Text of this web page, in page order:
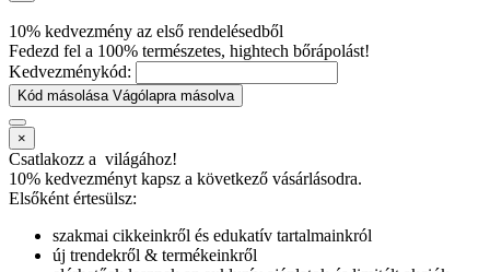
10% kedvezmény az első rendelésedből
Fedezd fel a 100% természetes, hightech bőrápolást!
Kedvezménykód:
Kód másolása Vágólapra másolva
×
Csatlakozz a világához!
10% kedvezményt kapsz a következő vásárlásodra.
Elsőként értesülsz:
szakmai cikkeinkről és edukatív tartalmainkról
új trendekről & termékeinkről